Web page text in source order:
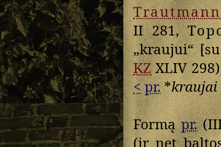
Trautmann
II 281,
„kraujui“
KZXLIV
<pr.*kraujai
Formąpr.
(ir net